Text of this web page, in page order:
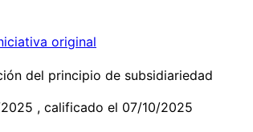
original
del principio de subsidiariedad
, calificado el 07/10/2025